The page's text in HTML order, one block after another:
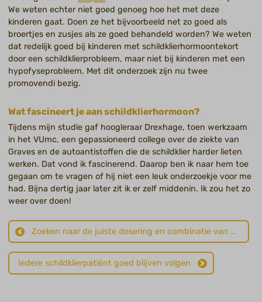
We weten echter niet goed genoeg hoe het met deze
kinderen gaat. Doen ze het bijvoorbeeld net zo goed als
broertjes en zusjes als ze goed behandeld worden? We weten
dat redelijk goed bij kinderen met schildklierhormoontekort
door een schildklierprobleem, maar niet bij kinderen met een
hypofyseprobleem. Met dit onderzoek zijn nu twee
promovendi bezig.
Wat fascineert je aan schildklierhormoon?
Tijdens mijn studie gaf hoogleraar Drexhage, toen werkzaam
in het VUmc, een gepassioneerd college over de ziekte van
Graves en de autoantistoffen die de schildklier harder lieten
werken. Dat vond ik fascinerend. Daarop ben ik naar hem toe
gegaan om te vragen of hij niet een leuk onderzoekje voor me
had. Bijna dertig jaar later zit ik er zelf middenin. Ik zou het zo
weer over doen!
Zoeken naar de juiste dosering en combinatie van medicijnen
Iedere schildklierpatiënt goed blijven volgen